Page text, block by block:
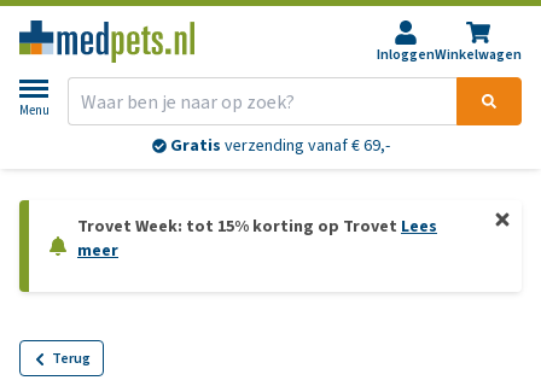
InloggenWinkelwagen
Menu
Gratis verzending vanaf € 69,-
Trovet Week: tot 15% korting op Trovet Lees
meer
Terug